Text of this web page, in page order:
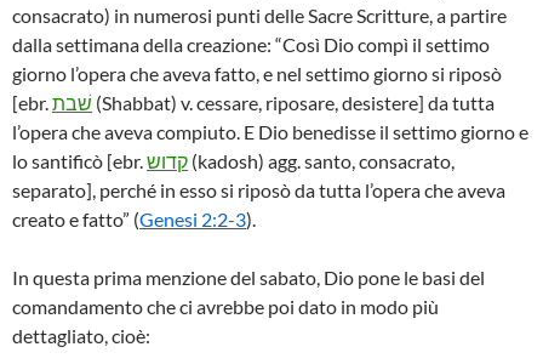
consacrato) in numerosi punti delle Sacre Scritture, a partire
dalla settimana della creazione: “Così Dio compì il settimo
giorno l’opera che aveva fatto, e nel settimo giorno si riposò
[ebr.שׁבת (Shabbat) v. cessare, riposare, desistere] da tutta
l’opera che aveva compiuto. E Dio benedisse il settimo giorno e
lo santificò [ebr.קדוש (kadosh) agg. santo, consacrato,
separato], perché in esso si riposò da tutta l’opera che aveva
creato e fatto” (Genesi 2:2-3).
In questa prima menzione del sabato, Dio pone le basi del
comandamento che ci avrebbe poi dato in modo più
dettagliato, cioè: